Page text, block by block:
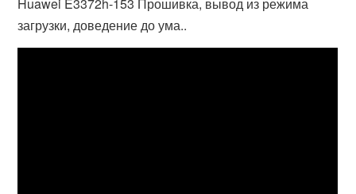
Huawei E3372h-153 Прошивка, вывод из режима
загрузки, доведение до ума..